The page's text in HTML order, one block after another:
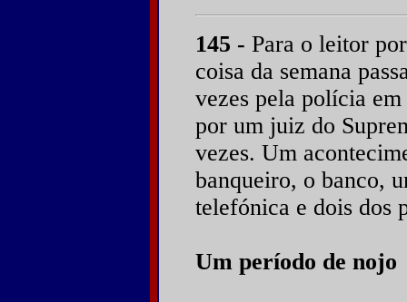
145 - Para o leitor
coisa da semana
vezes pela polícia
por um juiz do
vezes. Um
banqueiro, o banco,
telefónica e dois dos
Um período de nojo